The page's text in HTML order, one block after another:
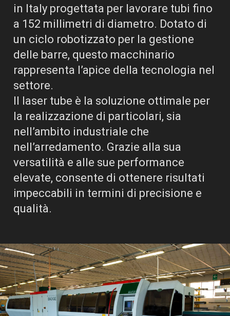
in Italy progettata per lavorare tubi fino
a 152 millimetri di diametro. Dotato di
un ciclo robotizzato per la gestione
delle barre, questo macchinario
rappresenta l’apice della tecnologia nel
settore.
Il laser tube è la soluzione ottimale per
la realizzazione di particolari, sia
nell’ambito industriale che
nell’arredamento. Grazie alla sua
versatilità e alle sue performance
elevate, consente di ottenere risultati
impeccabili in termini di precisione e
qualità.